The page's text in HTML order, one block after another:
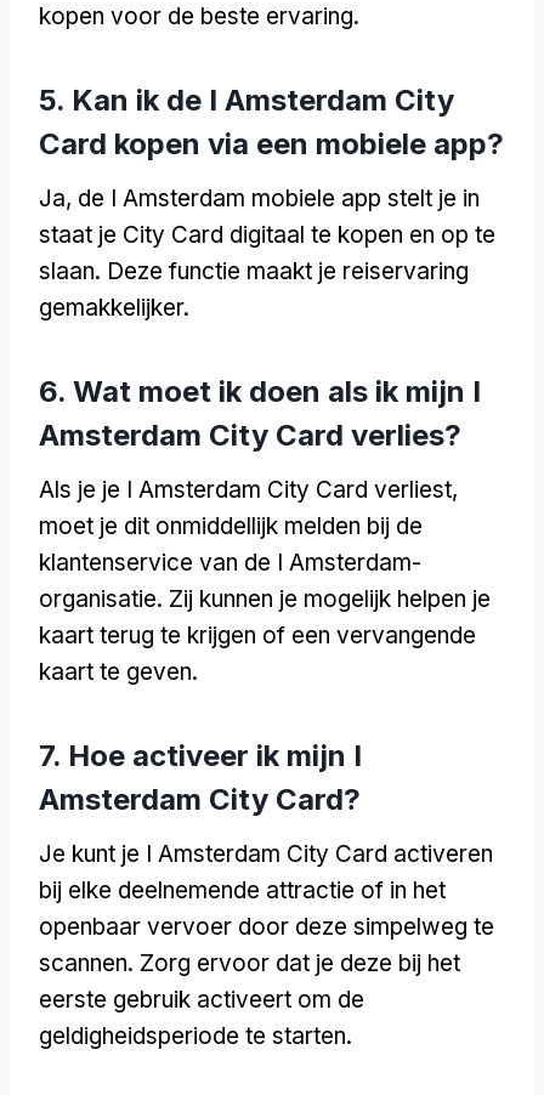
kopen voor de beste ervaring.
5. Kan ik de I Amsterdam City
Card kopen via een mobiele app?
Ja, de I Amsterdam mobiele app stelt je in
staat je City Card digitaal te kopen en op te
slaan. Deze functie maakt je reiservaring
gemakkelijker.
6. Wat moet ik doen als ik mijn I
Amsterdam City Card verlies?
Als je je I Amsterdam City Card verliest,
moet je dit onmiddellijk melden bij de
klantenservice van de I Amsterdam-
organisatie. Zij kunnen je mogelijk helpen je
kaart terug te krijgen of een vervangende
kaart te geven.
7. Hoe activeer ik mijn I
Amsterdam City Card?
Je kunt je I Amsterdam City Card activeren
bij elke deelnemende attractie of in het
openbaar vervoer door deze simpelweg te
scannen. Zorg ervoor dat je deze bij het
eerste gebruik activeert om de
geldigheidsperiode te starten.